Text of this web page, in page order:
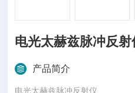
电光太赫兹脉冲反射
产品简介
电光太赫兹脉冲反射仪